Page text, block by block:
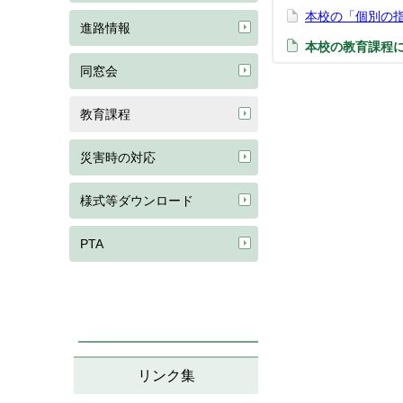
進路情報
同窓会
教育課程
災害時の対応
様式等ダウンロード
PTA
リンク集
本校の「個別の
本校の教育課程